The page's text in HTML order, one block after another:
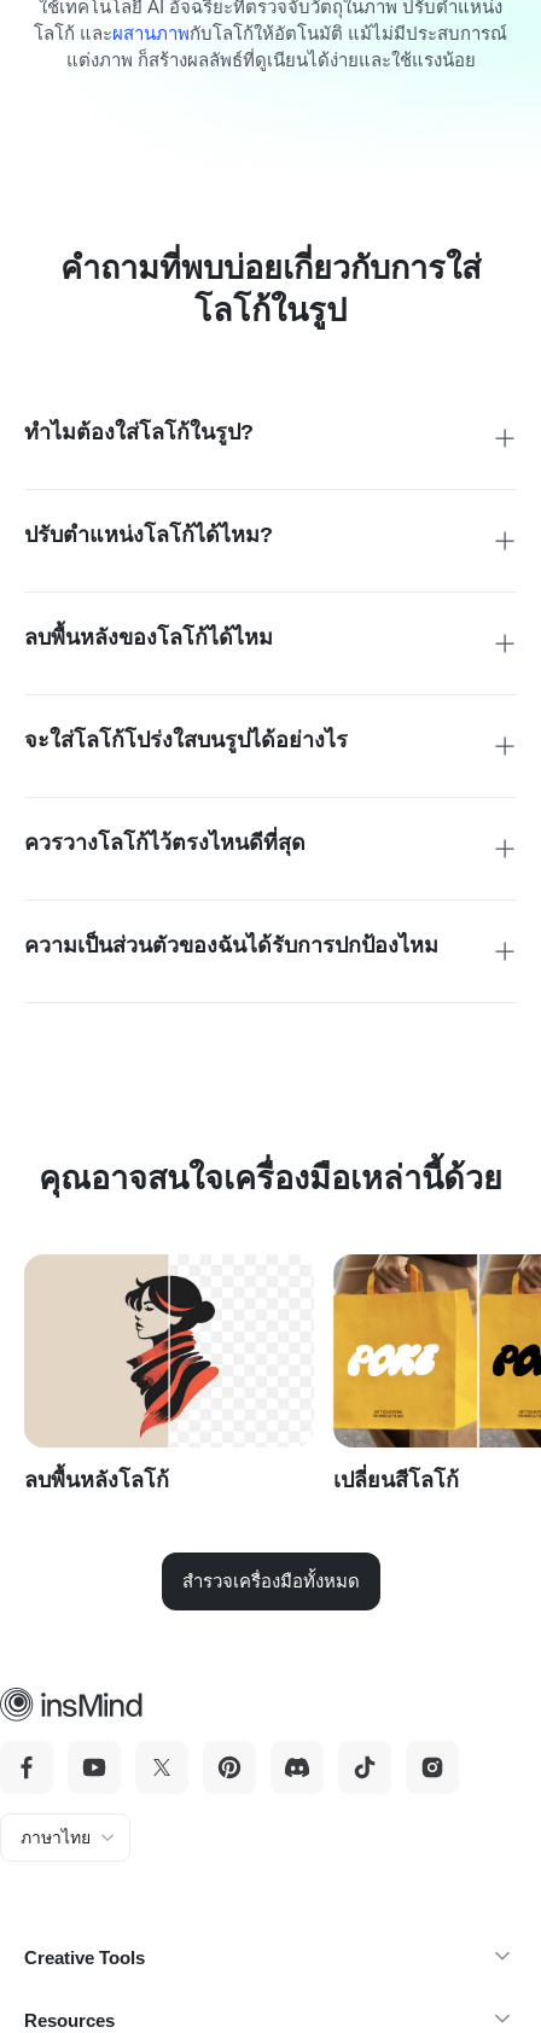
ใช้เทคโนโลยี AI อัจฉริยะที่ตรวจจับวัตถุในภาพ ปรับตำแหน่ง
โลโก้ และผสานภาพกับโลโก้ให้อัตโนมัติ แม้ไม่มีประสบการณ์
แต่งภาพ ก็สร้างผลลัพธ์ที่ดูเนียนได้ง่ายและใช้แรงน้อย
คำถามที่พบบ่อยเกี่ยวกับการใส่
โลโก้ในรูป
ทำไมต้องใส่โลโก้ในรูป?
ทำให้ผู้ชมเชื่อมโยงภาพทุกภาพกับแบรนด์ของคุณได้ง่ายขึ้น
ปรับตำแหน่งโลโก้ได้ไหม?
แม่นยำ
ลบพื้นหลังของโลโก้ได้ไหม
ไม่ต้องใช้เครื่องมือเพิ่มเติม
จะใส่โลโก้โปร่งใสบนรูปได้อย่างไร
ให้เข้ากับภาพอย่างเป็นธรรมชาติ
ควรวางโลโก้ไว้ตรงไหนดีที่สุด
เห็นชัดที่สุด ให้วางโลโก้ใกล้กึ่งกลางภาพมากขึ้น
ความเป็นส่วนตัวของฉันได้รับการปกป้องไหม
คุณอาจสนใจเครื่องมือเหล่านี้ด้วย
ลบพื้นหลังโลโก้ เปลี่ยนสีโลโก้
สำรวจเครื่องมือทั้งหมด
ภาษาไทย
Creative Tools
Resources